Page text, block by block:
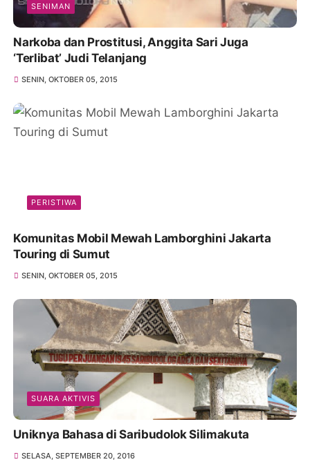
SENIMAN
Narkoba dan Prostitusi, Anggita Sari Juga
‘Terlibat’ Judi Telanjang
SENIN, OKTOBER 05, 2015
PERISTIWA
Komunitas Mobil Mewah Lamborghini Jakarta
Touring di Sumut
SENIN, OKTOBER 05, 2015
SUARA AKTIVIS
Uniknya Bahasa di Saribudolok Silimakuta
SELASA, SEPTEMBER 20, 2016